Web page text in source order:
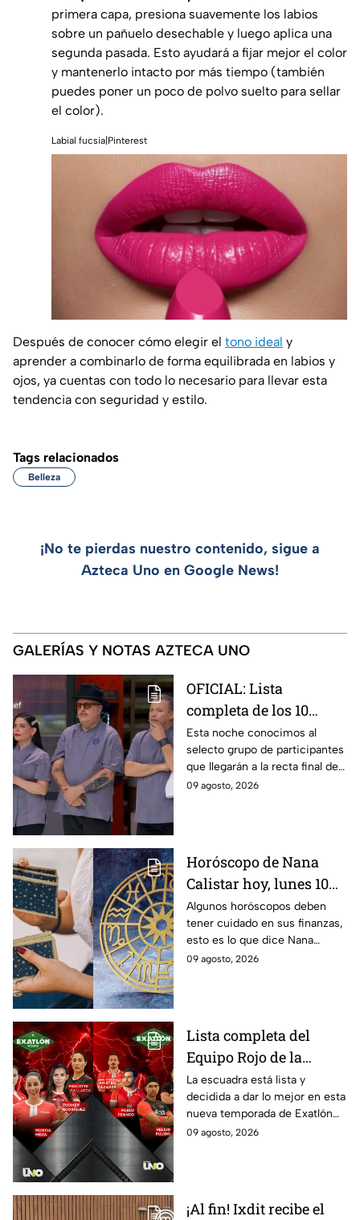
primera capa, presiona suavemente los labios
sobre un pañuelo desechable y luego aplica una
segunda pasada. Esto ayudará a fijar mejor el color
y mantenerlo intacto por más tiempo (también
puedes poner un poco de polvo suelto para sellar
el color).
Labial fucsia|Pinterest
Después de conocer cómo elegir el tono ideal y
aprender a combinarlo de forma equilibrada en labios y
ojos, ya cuentas con todo lo necesario para llevar esta
tendencia con seguridad y estilo.
Tags relacionados
Belleza
¡No te pierdas nuestro contenido, sigue a
Azteca Uno en Google News!
GALERÍAS Y NOTAS AZTECA UNO
OFICIAL: Lista
completa de los 10
mejores cocineros de
MasterChef 24/7 rumbo
a la Gran Final
Esta noche conocimos al
selecto grupo de participantes
que llegarán a la recta final de
MasterChef 24/7.
09 agosto, 2026
Horóscopo de Nana
Calistar hoy, lunes 10
de agosto para cada
signo; deben tener
cuidado con sus
finanzas y evitar los
Algunos horóscopos deben
tener cuidado en sus finanzas,
esto es lo que dice Nana
Calistar en sus predicciones
09 agosto, 2026
Lista completa del
Equipo Rojo de la
décima Temporada de
Exatlón México
La escuadra está lista y
decidida a dar lo mejor en esta
nueva temporada de Exatlón
México.
09 agosto, 2026
¡Al fin! Ixdit recibe el